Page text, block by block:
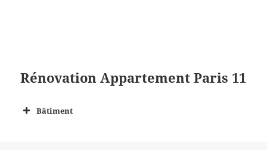
Rénovation Appartement Paris 11
Bâtiment